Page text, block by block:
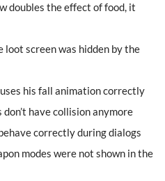
doubles the effect of food, it
loot screen was hidden by the
his fall animation correctly
have collision anymore
correctly during dialogs
modes were not shown in the